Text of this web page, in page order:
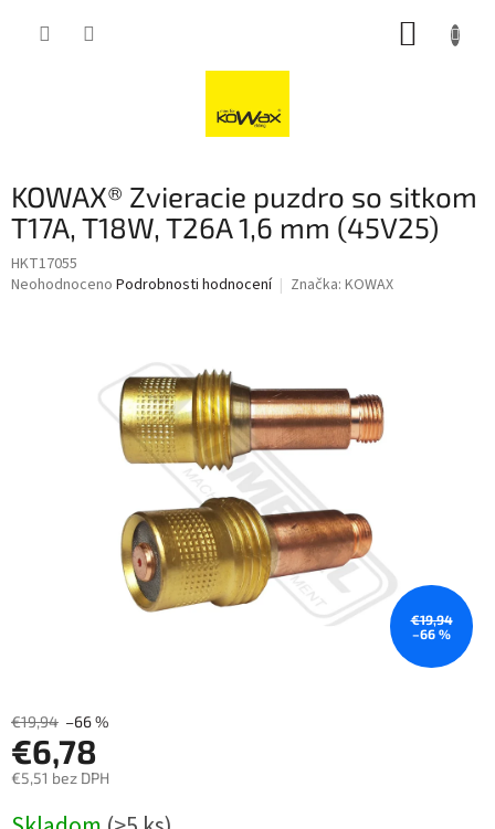
KOWAX® Zvieracie puzdro so sitkom
T17A, T18W, T26A 1,6 mm (45V25)
HKT17055
Průměrné
Neohodnoceno Podrobnosti hodnocení Značka: KOWAX
€19,94
–66 %
€19,94 –66 %
€6,78
€5,51 bez DPH